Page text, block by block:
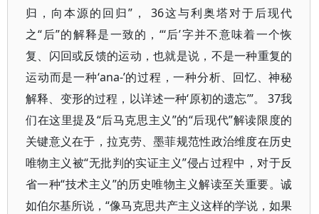
归，向本源的回归”， 36这与利奥塔对于后现代
之“后”的解释是一致的，“‘后’字并不意味着一个恢
复、闪回或反馈的运动，也就是说，不是一种重复的
运动而是一种‘ana-’的过程，一种分析、回忆、神秘
解释、变形的过程，以详述一种‘原初的遗忘’”。 37我
们在这里提及“后马克思主义”的“后现代”解读限度的
关键意义在于，拉克劳、墨菲规范性政治维度在历史
唯物主义被“无批判的实证主义”侵占过程中，对于反
省一种“技术主义”的历史唯物主义解读至关重要。诚
如伯尔基所说，“像马克思共产主义这样的学说，如果